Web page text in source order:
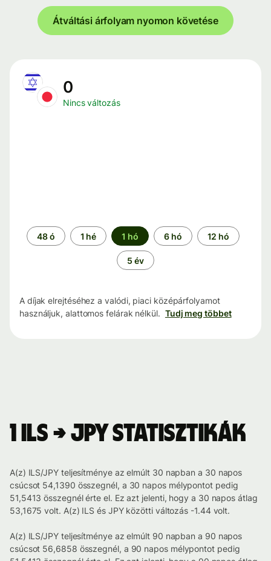
Átváltási árfolyam nyomon követése
0
Nincs változás
Időszak
48 ó 1 hé 1 hó 6 hó 12 hó
5 év
A díjak elrejtéséhez a valódi, piaci középárfolyamot
használjuk, alattomos felárak nélkül. Tudj meg többet
1 ILS → JPY statisztikák
A(z) ILS/JPY teljesítménye az elmúlt 30 napban a 30 napos
csúcsot 54,1390 összegnél, a 30 napos mélypontot pedig
51,5413 összegnél érte el. Ez azt jelenti, hogy a 30 napos átlag
53,1675 volt. A(z) ILS és JPY közötti változás -1.44 volt.
A(z) ILS/JPY teljesítménye az elmúlt 90 napban a 90 napos
csúcsot 56,6858 összegnél, a 90 napos mélypontot pedig